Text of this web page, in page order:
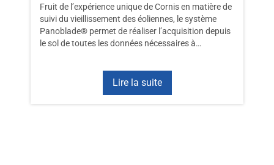
Fruit de l’expérience unique de Cornis en matière de
suivi du vieillissement des éoliennes, le système
Panoblade® permet de réaliser l’acquisition depuis
le sol de toutes les données nécessaires à…
Lire la suite